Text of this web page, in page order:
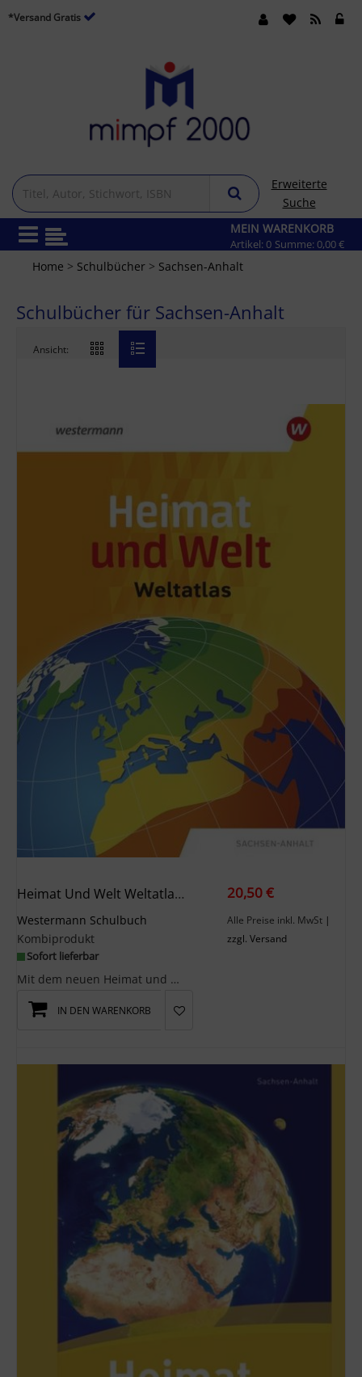
*Versand Gratis
Erweiterte
Suche
MEIN WARENKORB
Artikel: 0 Summe: 0,00 €
Home > Schulbücher > Sachsen-Anhalt
Schulbücher für Sachsen-Anhalt
Ansicht:
Heimat Und Welt Weltatlas. Aktuelle Ausgabe Sachsen-Anhalt
Westermann Schulbuch
Kombiprodukt
Sofort lieferbar
Mit dem neuen Heimat und Welt Weltatlas wird Differenzierung im Unterricht so leicht umsetzbar wi...
20,50 €
Alle Preise inkl. MwSt |
zzgl. Versand
IN DEN WARENKORB